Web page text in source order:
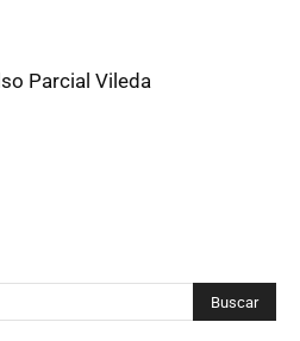
Parcial Vileda